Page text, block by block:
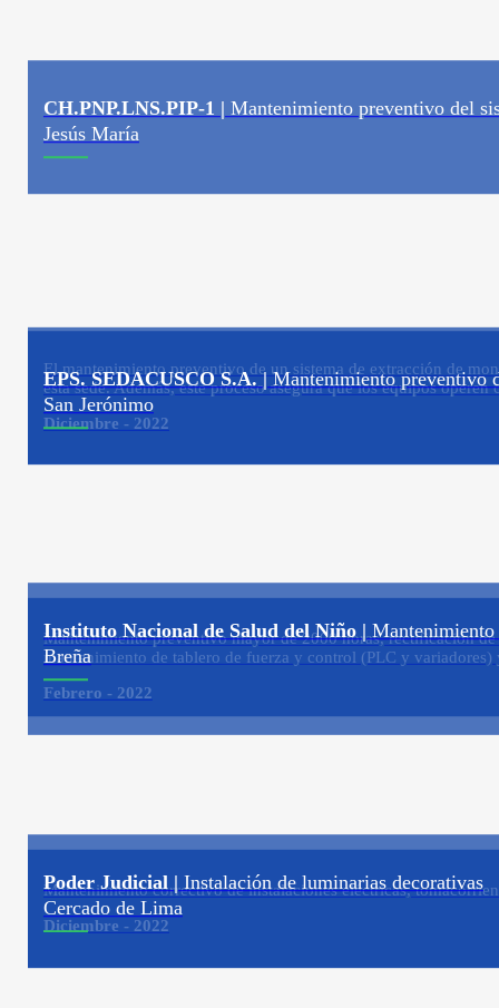
CH.PNP.LNS.PIP-1 | Mantenimiento preventivo del
Jesús María
El mantenimiento preventivo de un sistema de extracción de
esta sede. Además, este proceso asegura que los equipos
Diciembre - 2022
EPS. SEDACUSCO S.A. |Mantenimiento preventivo
San Jerónimo
Mantenimiento preventivo mayor de 2000 horas, rectificación
mantenimiento de tablero de fuerza y control (PLC y variadores)
Febrero - 2022
Instituto Nacional de Salud del Niño | Mantenimiento
Breña
Mantenimiento correctivo de instalaciones eléctricas,
Diciembre - 2022
Poder Judicial | Instalación de luminarias decorativas
Cercado de Lima